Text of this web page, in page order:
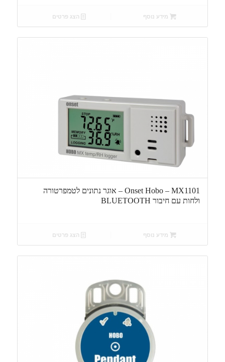
מידע נוסף הצג פרטים
Onset Hobo – MX1101 – אוגר נתונים לטמפרטורה
ולחות עם חיבור BLUETOOTH
מידע נוסף הצג פרטים